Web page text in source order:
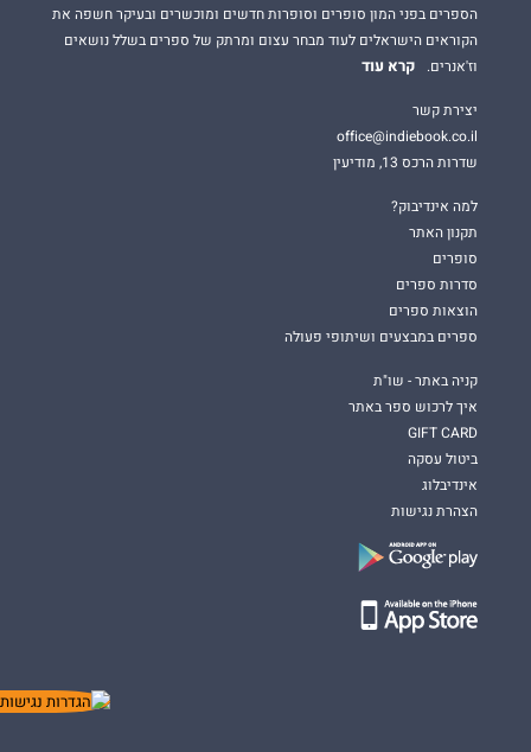
הספרים בפני המון סופרים וסופרות חדשים ומוכשרים ובעיקר חשפה את
הקוראים הישראלים לעוד מבחר עצום ומרתק של ספרים בשלל נושאים
וז'אנרים.
קרא עוד
יצירת קשר
office@indiebook.co.il
שדרות הרכס 13, מודיעין
למה אינדיבוק?
תקנון האתר
סופרים
סדרות ספרים
הוצאות ספרים
ספרים במבצעים ושיתופי פעולה
קניה באתר - שו"ת
איך לרכוש ספר באתר
GIFT CARD
ביטול עסקה
אינדיבלוג
הצהרת נגישות